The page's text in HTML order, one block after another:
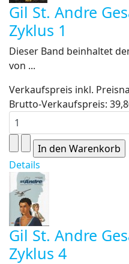
Gil St. Andre
Zyklus 1
Dieser Band beinhaltet
von ...
Verkaufspreis inkl.
Brutto-Verkaufspreis:
Details
Gil St. Andre
Zyklus 4